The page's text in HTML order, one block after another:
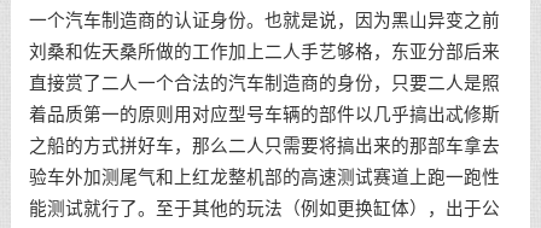
一个汽车制造商的认证身份。也就是说，因为黑山异变之前
刘桑和佐天桑所做的工作加上二人手艺够格，东亚分部后来
直接赏了二人一个合法的汽车制造商的身份，只要二人是照
着品质第一的原则用对应型号车辆的部件以几乎搞出忒修斯
之船的方式拼好车，那么二人只需要将搞出来的那部车拿去
验车外加测尾气和上红龙整机部的高速测试赛道上跑一跑性
能测试就行了。至于其他的玩法（例如更换缸体），出于公